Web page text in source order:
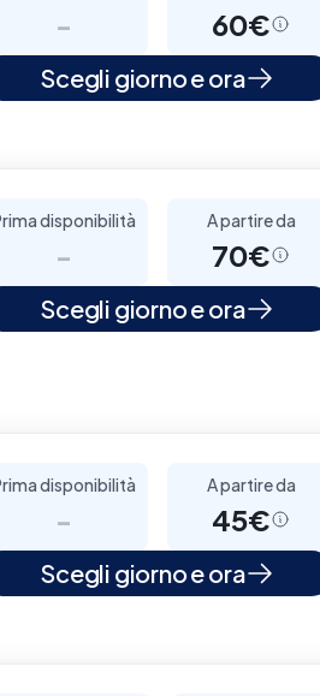
- 60€
Scegli giorno e ora
disponibilità
-
A partire da
70€
Scegli giorno e ora
disponibilità
-
A partire da
45€
Scegli giorno e ora